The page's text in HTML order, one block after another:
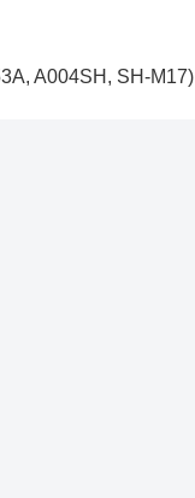
A004SH, SH-M17)